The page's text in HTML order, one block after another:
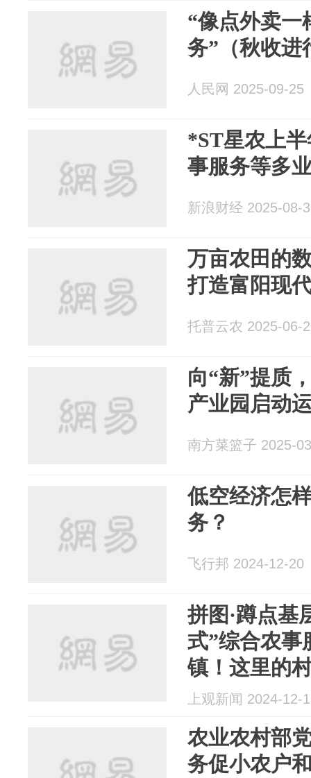
“像点外卖一
务”（秋收进
人民网 2025-09-25
*ST星农上
事服务等多
新浪财经 2025-08-
万亩农田的
打造富阳现
托普云农 2025-06-
向“新”提质
产业园启动
南方菜篮子 2025-
低空经济怎
务？
飞行邦 2024-12-20
拼图·蹲点基
式”综合农事
镇！这里的
机手
上观新闻 2024-12-
农业农村部
务促小农户